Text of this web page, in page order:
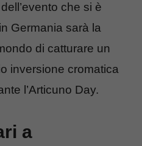
che si è
Germania sarà la
di catturare un
inversione cromatica
l’Articuno Day.
a